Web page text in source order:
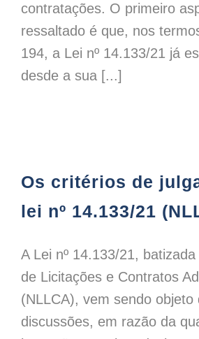
contratações. O primeiro
ressaltado é que, nos
194, a Lei nº 14.133/21 já
desde a sua [...]
Os critérios de
lei nº 14.133/21
A Lei nº 14.133/21,
de Licitações e Contratos
(NLLCA), vem sendo objeto
discussões, em razão da